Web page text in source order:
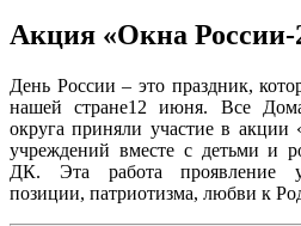
Акция «Окна России-
День России – это праздник,
нашей стране12 июня. Все Дома
округа приняли участие в акции
учреждений вместе с детьми и
ДК. Эта работа проявление
позиции, патриотизма, любви к